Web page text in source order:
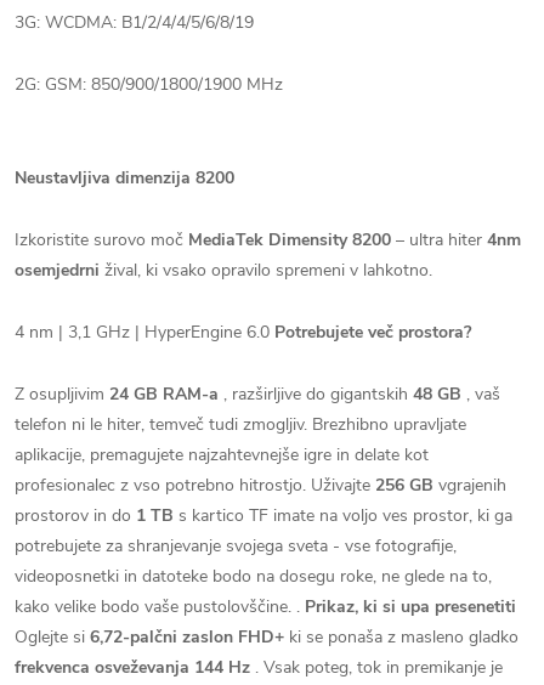
3G: WCDMA: B1/2/4/4/5/6/8/19
2G: GSM: 850/900/1800/1900 MHz
Neustavljiva dimenzija 8200
Izkoristite surovo moč MediaTek Dimensity 8200 – ultra hiter 4nm
osemjedrni žival, ki vsako opravilo spremeni v lahkotno.
4 nm | 3,1 GHz | HyperEngine 6.0 Potrebujete več prostora?
Z osupljivim 24 GB RAM-a , razširljive do gigantskih 48 GB , vaš
telefon ni le hiter, temveč tudi zmogljiv. Brezhibno upravljate
aplikacije, premagujete najzahtevnejše igre in delate kot
profesionalec z vso potrebno hitrostjo. Uživajte 256 GB vgrajenih
prostorov in do 1 TB s kartico TF imate na voljo ves prostor, ki ga
potrebujete za shranjevanje svojega sveta - vse fotografije,
videoposnetki in datoteke bodo na dosegu roke, ne glede na to,
kako velike bodo vaše pustolovščine. . Prikaz, ki si upa presenetiti
Oglejte si 6,72-palčni zaslon FHD+ ki se ponaša z masleno gladko
frekvenca osveževanja 144 Hz . Vsak poteg, tok in premikanje je